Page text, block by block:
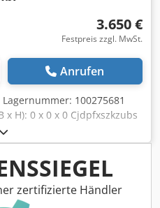
3.650 €
Festpreis zzgl. MwSt.
Anrufen
Lagernummer: 100275681
H): 0 x 0 x 0 Cjdpfxszkzubs
zertifizierte Händler